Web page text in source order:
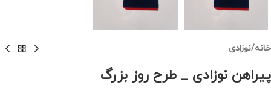
خانه/نوزادی
پیراهن نوزادی _ طرح روز بزرگ